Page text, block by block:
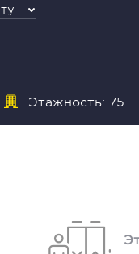
Этажность: 75